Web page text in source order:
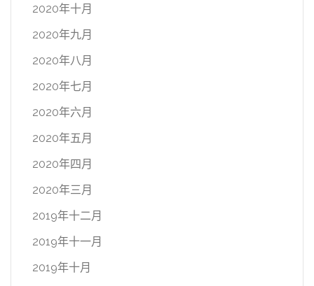
2020年十月
2020年九月
2020年八月
2020年七月
2020年六月
2020年五月
2020年四月
2020年三月
2019年十二月
2019年十一月
2019年十月